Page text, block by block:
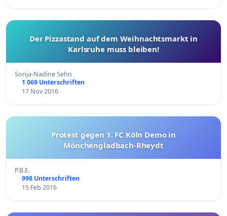
Der Pizzastand auf dem Weihnachtsmarkt in
Karlsruhe muss bleiben!
Sonja-Nadine Sehn
1 069 Unterschriften
17 Nov 2016
Protest gegen 1. FC Köln Demo in
Mönchengladbach-Rheydt
P.B.E.
998 Unterschriften
15 Feb 2016